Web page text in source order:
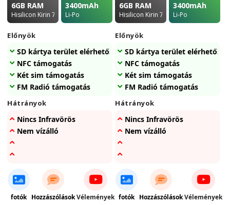
6GB RAM
Hisilicon Kirin 710
3400mAh
Li-Po
Előnyök
SD kártya terület elérhetőség
NFC támogatás
Két sim támogatás
FM Radió támogatás
Hátrányok
Nincs Infravörös
Nem vízálló
fotók HozzászólásokVélemények
6GB RAM
Hisilicon Kirin 710
3400mAh
Li-Po
Előnyök
SD kártya terület elérhetőség
NFC támogatás
Két sim támogatás
FM Radió támogatás
Hátrányok
Nincs Infravörös
Nem vízálló
fotók HozzászólásokVélemények